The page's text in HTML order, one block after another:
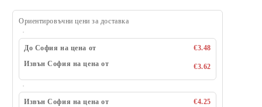
Ориентировъчни цени за доставка
До София на цена от
€3.48
Извън София на цена от
€3.62
Извън София на цена от
€4.25